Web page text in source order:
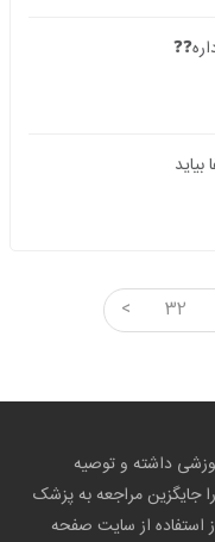
32
<
داشته و توصیه
جایگزین مراجعه به پزشک
از سایت صفحه